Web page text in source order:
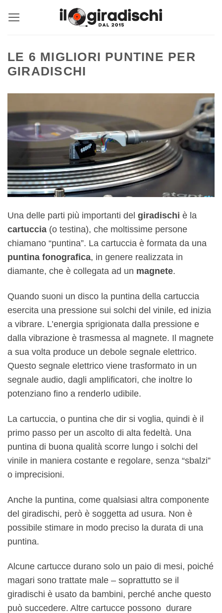
LE 6 MIGLIORI PUNTINE PER
GIRADISCHI
Una delle parti più importanti del giradischi è la
cartuccia (o testina), che moltissime persone
chiamano “puntina”. La cartuccia è formata da una
puntina fonografica, in genere realizzata in
diamante, che è collegata ad un magnete.
Quando suoni un disco la puntina della cartuccia
esercita una pressione sui solchi del vinile, ed inizia
a vibrare. L’energia sprigionata dalla pressione e
dalla vibrazione è trasmessa al magnete. Il magnete
a sua volta produce un debole segnale elettrico.
Questo segnale elettrico viene trasformato in un
segnale audio, dagli amplificatori, che inoltre lo
potenziano fino a renderlo udibile.
La cartuccia, o puntina che dir si voglia, quindi è il
primo passo per un ascolto di alta fedeltà. Una
puntina di buona qualità scorre lungo i solchi del
vinile in maniera costante e regolare, senza “sbalzi”
o imprecisioni.
Anche la puntina, come qualsiasi altra componente
del giradischi, però è soggetta ad usura. Non è
possibile stimare in modo preciso la durata di una
puntina.
Alcune cartucce durano solo un paio di mesi, poiché
magari sono trattate male – soprattutto se il
giradischi è usato da bambini, perché anche questo
può succedere. Altre cartucce possono durare